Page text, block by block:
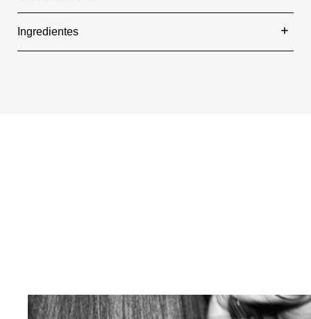
Ingredientes